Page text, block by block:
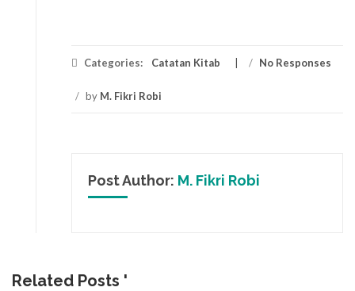
Categories: Catatan Kitab / No Responses
/ by M. Fikri Robi
Post Author: M. Fikri Robi
Related Posts '